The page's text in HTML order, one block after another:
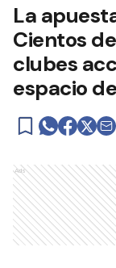
La
Cientos
clubes
espacio
Ads